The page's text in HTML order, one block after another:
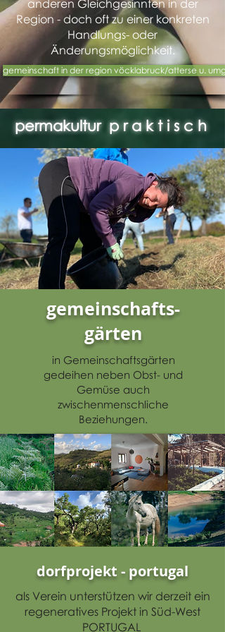
anderen Gleichgesinnten in der
Region - doch oft zu einer konkreten
Handlungs- oder
Änderungsmöglichkeit.
gemeinschaft in der region vöcklabruck/atterse u.
permakultur p r a k t i s c h
gemeinschafts-
gärten
in Gemeinschaftsgärten
gedeihen neben Obst- und
Gemüse auch
zwischenmenschliche
Beziehungen.
gemeischaftsgarten pilsbach
experimentier-garten regau
dorfprojekt - portugal
als Verein unterstützen wir derzeit ein
regeneratives Projekt in Süd-West
PORTUGAL